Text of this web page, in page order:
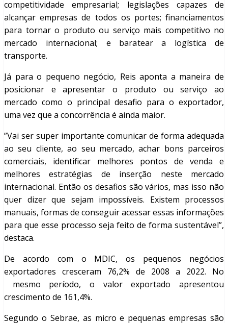
competitividade empresarial; legislações capazes de
alcançar empresas de todos os portes; financiamentos
para tornar o produto ou serviço mais competitivo no
mercado internacional; e baratear a logística de
transporte.
Já para o pequeno negócio, Reis aponta a maneira de
posicionar e apresentar o produto ou serviço ao
mercado como o principal desafio para o exportador,
uma vez que a concorrência é ainda maior.
”Vai ser super importante comunicar de forma adequada
ao seu cliente, ao seu mercado, achar bons parceiros
comerciais, identificar melhores pontos de venda e
melhores estratégias de inserção neste mercado
internacional. Então os desafios são vários, mas isso não
quer dizer que sejam impossíveis. Existem processos
manuais, formas de conseguir acessar essas informações
para que esse processo seja feito de forma sustentável”,
destaca.
De acordo com o MDIC, os pequenos negócios
exportadores cresceram 76,2% de 2008 a 2022. No
mesmo período, o valor exportado apresentou
crescimento de 161,4%.
Segundo o Sebrae, as micro e pequenas empresas são